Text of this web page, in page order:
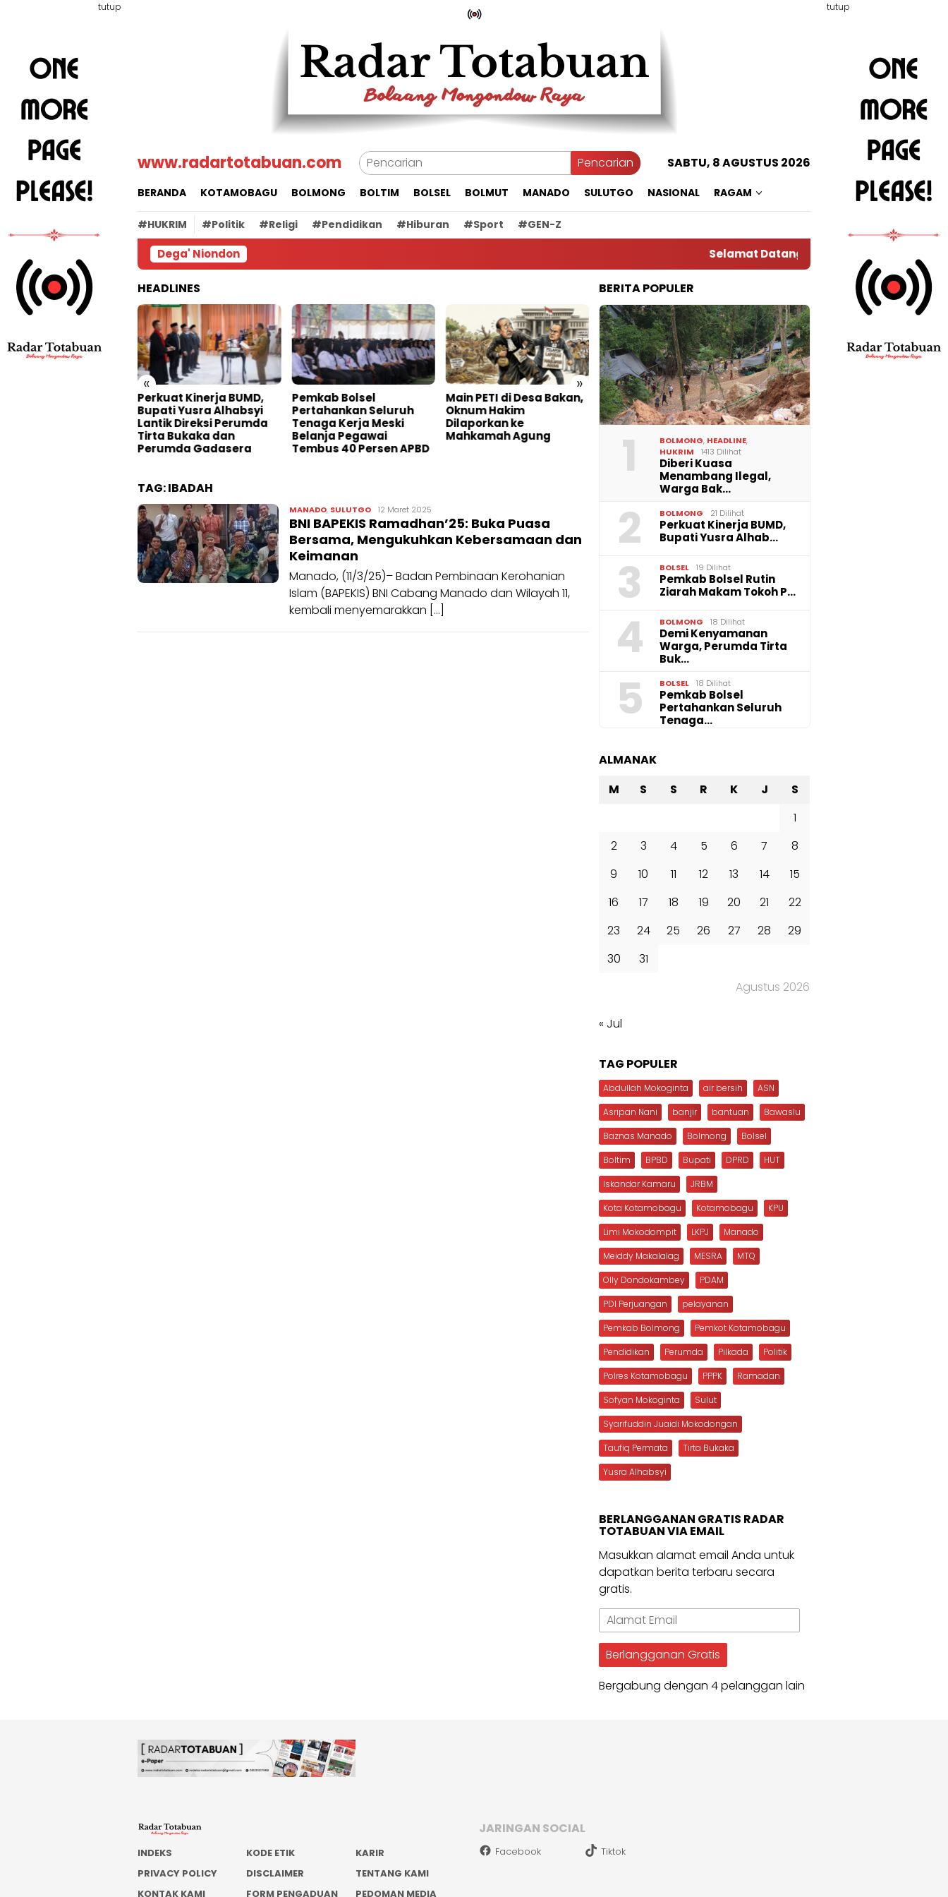
tutup tutup
www.radartotabuan.com Pencarian SABTU, 8 AGUSTUS 2026
BERANDA KOTAMOBAGU BOLMONG BOLTIM BOLSEL BOLMUT MANADO SULUTGO NASIONAL RAGAM
#HUKRIM #Politik #Religi #Pendidikan #Hiburan #Sport #GEN-Z
Dega' Niondon Selamat Datang di Situs Warta RADAR
HEADLINES
« »
Pemkab Bolsel
Pertahankan Seluruh
Tenaga Kerja Meski
Belanja Pegawai
Tembus 40 Persen APBD
Main PETI di Desa Bakan,
Oknum Hakim
Dilaporkan ke
Mahkamah Agung
Perbaikan Pipa Bocor
Jalan Golkar Kelurahan
Biga Tuntas
Demi Kenyamanan
Warga, Perumda Tirta
Bukaka Lakukan
Pengaspalan Bekas
Galian Perbaikan Pipa
Perkuat Kinerja BUMD,
Bupati Yusra Alhabsyi
Lantik Direksi Perumda
TAG:IBADAH
MANADO, SULUTGOTanfidziyah
12 Maret 2025
BNI BAPEKIS Ramadhan’25: Buka Puasa
Bersama, Mengukuhkan Kebersamaan dan
Keimanan
Manado, (11/3/25)– Badan Pembinaan Kerohanian
Islam (BAPEKIS) BNI Cabang Manado dan Wilayah 11,
kembali menyemarakkan […]
BERITA POPULER
1 BOLMONG, HEADLINE,
HUKRIM
1413 Dilihat
Diberi Kuasa
Menambang Ilegal,
Warga Bak…
2 BOLMONG 21 Dilihat
Perkuat Kinerja BUMD,
Bupati Yusra Alhab…
3 BOLSEL 19 Dilihat
Pemkab Bolsel Rutin
Ziarah Makam Tokoh P…
4 BOLMONG 18 Dilihat
Demi Kenyamanan
Warga, Perumda Tirta
Buk…
5 BOLSEL 18 Dilihat
Pemkab Bolsel
Pertahankan Seluruh
Tenaga…
ALMANAK
Agustus 2026
M S S R K J
S
1
2
3 4 5 6 7
8
9
10 11 12 13 14
15
16
17 18 19 20 21
22
23
24 25 26 27 28
29
30
31
« Jul
TAG POPULER
Abdullah Mokoginta air bersih
ASN
Asripan Nani
banjir bantuan
Bawaslu
Baznas Manado
Bolmong
Bolsel
Boltim
BPBD Bupati DPRD
HUT
Iskandar Kamaru
JRBM
Kota Kotamobagu
Kotamobagu
KPU
Limi Mokodompit
LKPJ
Manado
Meiddy Makalalag
MESRA
MTQ
Olly Dondokambey
PDAM
PDI Perjuangan
pelayanan
Pemkab Bolmong
Pemkot Kotamobagu
Pendidikan
Perumda Pilkada
Politik
Polres Kotamobagu
PPPK
Ramadan
Sofyan Mokoginta
Sulut
Syarifuddin Juaidi Mokodongan
Taufiq Permata
Tirta Bukaka
Yusra Alhabsyi
BERLANGGANAN GRATIS RADAR
TOTABUAN VIA EMAIL
Masukkan alamat email Anda untuk
dapatkan berita terbaru secara
gratis.
Alamat
Email
Berlangganan Gratis
Bergabung dengan 4 pelanggan lain
INDEKS KODE ETIK
KARIR
PRIVACY POLICY
DISCLAIMER
TENTANG KAMI
KONTAK KAMI
FORM PENGADUAN PEDOMAN MEDIA
JARINGAN SOCIAL
Facebook Tiktok